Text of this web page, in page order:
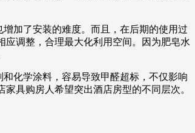
加了安装的难度。而且，在后期的使用过
调整，合理最大化利用空间。因为肥皂水
化学涂料，容易导致甲醛超标，不仅影响
具购房人希望突出酒店房型的不同层次。